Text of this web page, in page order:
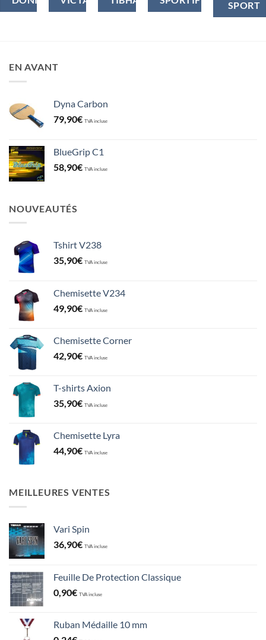
SPORT
EN AVANT
Dyna Carbon
79,90€ TVA incluse
BlueGrip C1
58,90€ TVA incluse
NOUVEAUTÉS
Tshirt V238
35,90€ TVA incluse
Chemisette V234
49,90€ TVA incluse
Chemisette Corner
42,90€ TVA incluse
T-shirts Axion
35,90€ TVA incluse
Chemisette Lyra
44,90€ TVA incluse
MEILLEURES VENTES
Vari Spin
36,90€ TVA incluse
Feuille De Protection Classique
0,90€ TVA incluse
Ruban Médaille 10 mm